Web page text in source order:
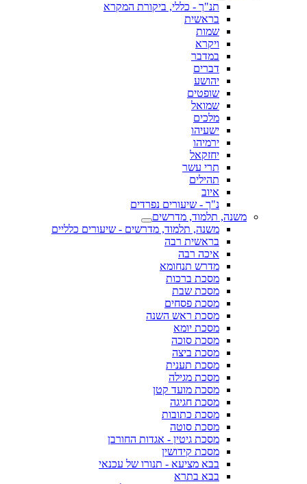
תנ"ך - כללי, ביקורת המקרא
בראשית
שמות
ויקרא
במדבר
דברים
יהושע
שופטים
שמואל
מלכים
ישעיהו
ירמיהו
יחזקאל
תרי עשר
תהילים
איוב
נ"ך - שיעורים נפרדים
משנה, תלמוד, מדרשים
משנה, תלמוד, מדרשים - שיעורים כלליים
בראשית רבה
איכה רבה
מדרש תנחומא
מסכת ברכות
מסכת שבת
מסכת פסחים
מסכת ראש השנה
מסכת יומא
מסכת סוכה
מסכת ביצה
מסכת תענית
מסכת מגילה
מסכת מועד קטן
מסכת חגיגה
מסכת כתובות
מסכת סוטה
מסכת גיטין - אגדות החורבן
מסכת קידושין
בבא מציעא - תנורו של עכנאי
בבא בתרא